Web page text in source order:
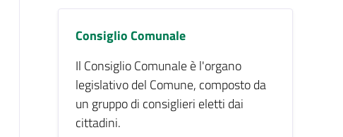
Consiglio Comunale
Il Consiglio Comunale è l'organo
legislativo del Comune, composto da
un gruppo di consiglieri eletti dai
cittadini.